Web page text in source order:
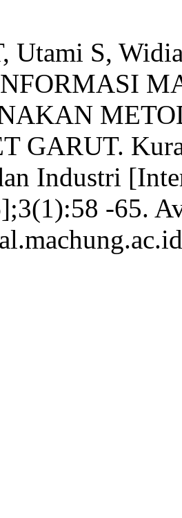
Utami S,
GARUT.
Industri
-65.